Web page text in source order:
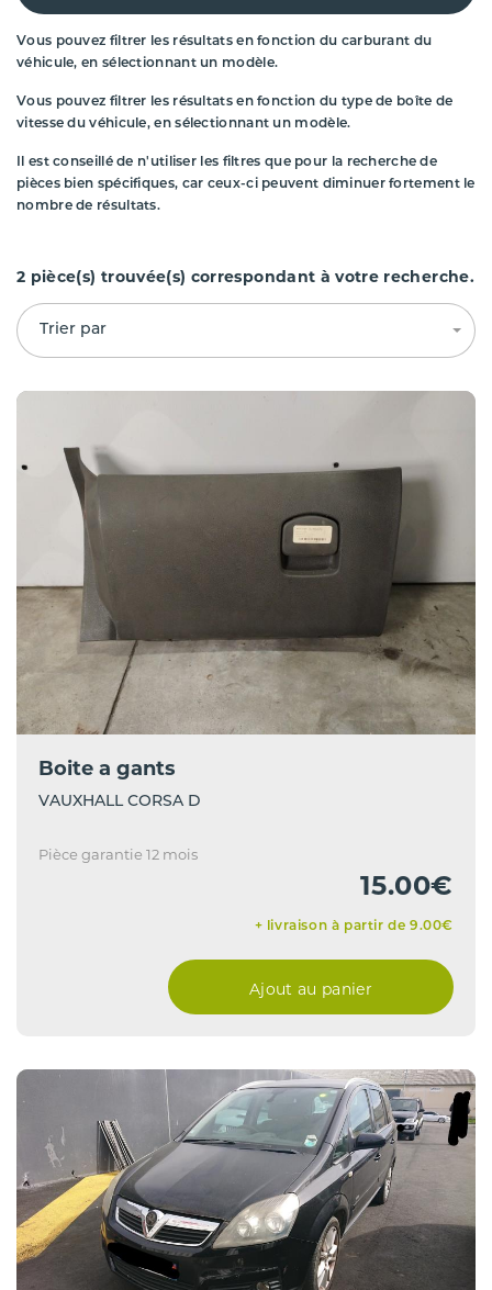
Vous pouvez filtrer les résultats en fonction du carburant du
véhicule, en sélectionnant un modèle.
Vous pouvez filtrer les résultats en fonction du type de boîte de
vitesse du véhicule, en sélectionnant un modèle.
Il est conseillé de n'utiliser les filtres que pour la recherche de
pièces bien spécifiques, car ceux-ci peuvent diminuer fortement le
nombre de résultats.
2 pièce(s) trouvée(s) correspondant à votre recherche.
Trier par
Boite a gants
VAUXHALL CORSA D
Pièce garantie 12 mois
15.00€
+ livraison à partir de 9.00€
Ajout au panier